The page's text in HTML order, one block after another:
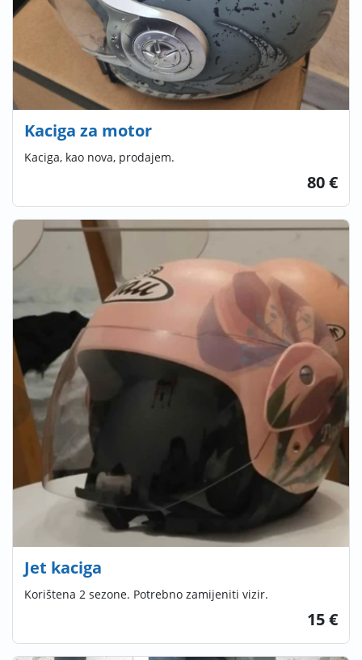
Kaciga za motor
Kaciga, kao nova, prodajem.
80 €
Jet kaciga
Korištena 2 sezone. Potrebno zamijeniti vizir.
15 €